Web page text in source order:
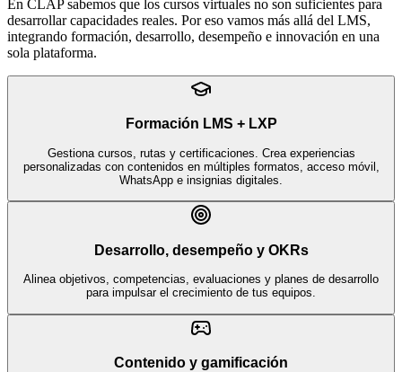
En CLAP sabemos que los cursos virtuales no son suficientes para
desarrollar capacidades reales. Por eso vamos más allá del LMS,
integrando formación, desarrollo, desempeño e innovación en una
sola plataforma.
Formación LMS + LXP
Gestiona cursos, rutas y certificaciones. Crea experiencias
personalizadas con contenidos en múltiples formatos, acceso móvil,
WhatsApp e insignias digitales.
Desarrollo, desempeño y OKRs
Alinea objetivos, competencias, evaluaciones y planes de desarrollo
para impulsar el crecimiento de tus equipos.
Contenido y gamificación